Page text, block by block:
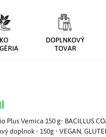
DOPLNKOVÝ
TOVAR
Plus Vemica 150 g• BACILLUS
doplnok • 150g • VEGAN,